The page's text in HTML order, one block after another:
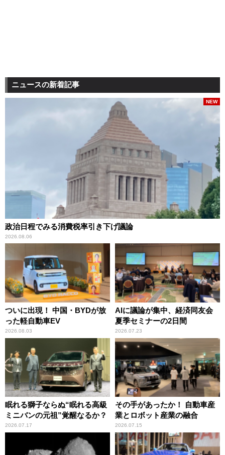
ニュースの新着記事
政治日程でみる消費税率引き下げ議論
2026.08.06
NEW
ついに出現！ 中国・BYDが放
った軽自動車EV
2026.08.03
AIに議論が集中、経済同友会
夏季セミナーの2日間
2026.07.23
眠れる獅子ならぬ“眠れる高級
ミニバンの元祖”覚醒なるか？
2026.07.17
その手があったか！ 自動車産
業とロボット産業の融合
2026.07.15